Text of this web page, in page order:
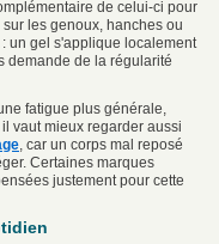
de celui-ci pour
les genoux, hanches ou
un gel s'applique localement
demande de la régularité
fatigue plus générale,
vaut mieux regarder aussi
, car un corps mal reposé
Certaines marques
justement pour cette